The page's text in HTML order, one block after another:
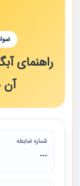
راهنمای
آن
شماره ضابطه
---